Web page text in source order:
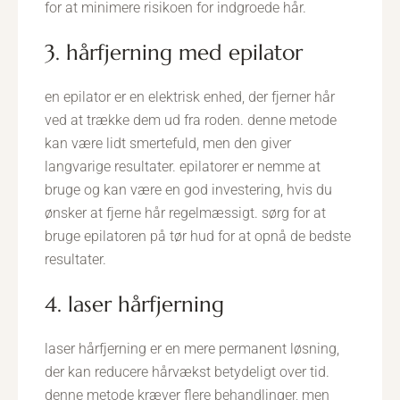
for at minimere risikoen for indgroede hår.
3. hårfjerning med epilator
en epilator er en elektrisk enhed, der fjerner hår
ved at trække dem ud fra roden. denne metode
kan være lidt smertefuld, men den giver
langvarige resultater. epilatorer er nemme at
bruge og kan være en god investering, hvis du
ønsker at fjerne hår regelmæssigt. sørg for at
bruge epilatoren på tør hud for at opnå de bedste
resultater.
4. laser hårfjerning
laser hårfjerning er en mere permanent løsning,
der kan reducere hårvækst betydeligt over tid.
denne metode kræver flere behandlinger, men